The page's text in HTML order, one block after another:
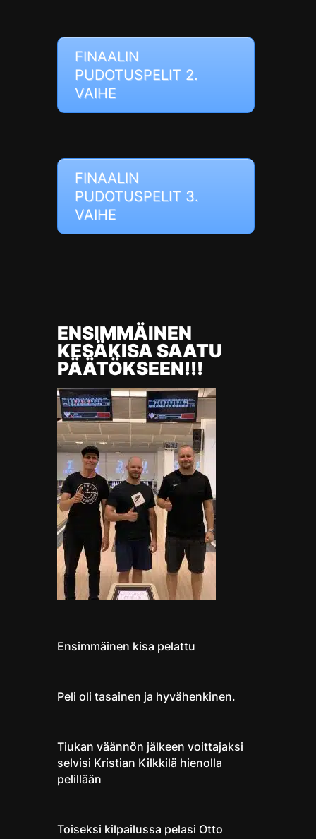
FINAALIN
PUDOTUSPELIT 2.
VAIHE
FINAALIN
PUDOTUSPELIT 3.
VAIHE
ENSIMMÄINEN
KESÄKISA SAATU
PÄÄTÖKSEEN!!!
Ensimmäinen kisa pelattu
Peli oli tasainen ja hyvähenkinen.
Tiukan väännön jälkeen voittajaksi
selvisi Kristian Kilkkilä hienolla
pelillään
Toiseksi kilpailussa pelasi Otto